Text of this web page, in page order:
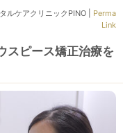
ルケアクリニックPINO
Perma
Link
スピース矯正治療を